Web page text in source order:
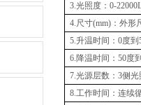
3.光照度： 0-22
4.尺寸(mm)：外形
5.升温时间： 0度到
6.降温时间： 50度
7.光源层数： 3侧光
8.工作时间：连续